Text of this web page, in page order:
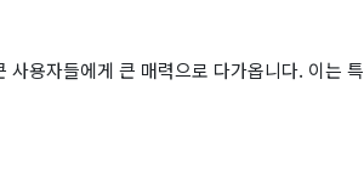
용자들에게 큰 매력으로 다가옵니다. 이는 특